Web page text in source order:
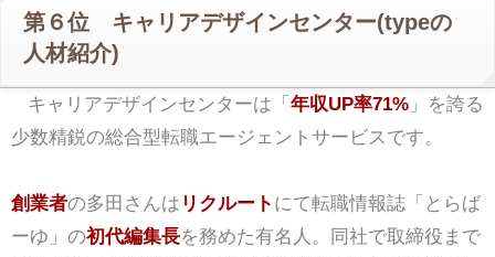
第６位 キャリアデザインセンター(typeの
人材紹介)
キャリアデザインセンターは「 年収UP率71%」を誇る
少数精鋭の総合型転職エージェントサービスです。
創業者の多田さんは リクルート にて転職情報誌「とらば
ーゆ」の初代編集長を務めた有名人。同社で取締役まで